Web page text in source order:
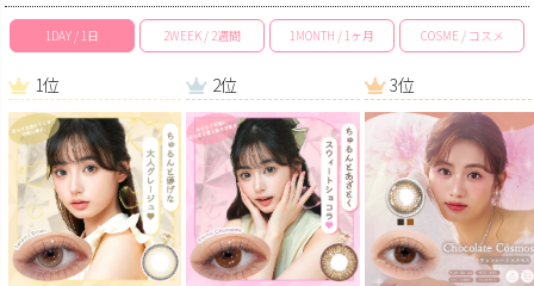
1DAY / 1日 2WEEK / 2週間 1MONTH / 1ヶ月 COSME / コスメ
1位 2位 3位